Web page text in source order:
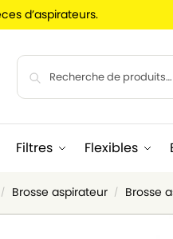
d’aspirateurs.
Filtres Flexibles
/ Brosse aspirateur / Brosse